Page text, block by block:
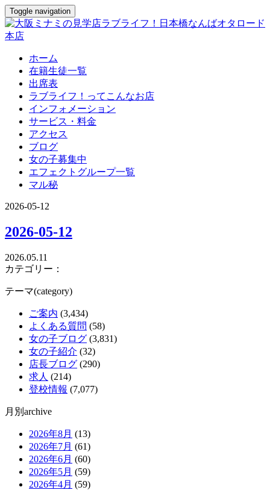
Toggle navigation
ホーム
在籍生徒一覧
出席表
ラブライフ！ってこんなお店
インフォメーション
サービス・料金
アクセス
ブログ
女の子募集中
エフェクトグループ一覧
マル秘
2026-05-12
2026-05-12
2026.05.11
カテゴリー：
テーマ(category)
ご案内 (3,434)
よくある質問 (58)
女の子ブログ (3,831)
女の子紹介 (32)
店長ブログ (290)
求人 (214)
登校情報 (7,077)
月別archive
2026年8月 (13)
2026年7月 (61)
2026年6月 (60)
2026年5月 (59)
2026年4月 (59)